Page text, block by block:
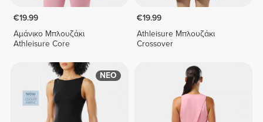
€19.99
Αμάνικο Μπλουζάκι
Athleisure Core
€19.99
Athleisure Μπλουζάκι
Crossover
ΝΕΟ